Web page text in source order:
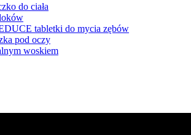
do ciała
tabletki do mycia zębów
pod oczy
woskiem